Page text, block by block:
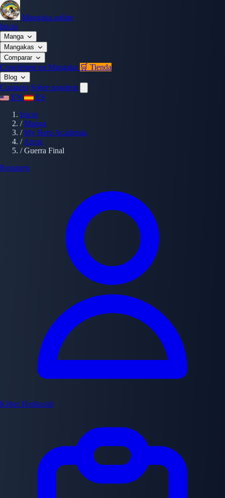
Mangaka.online
Inicio
Manga
Mangakas
Comparar
Conviértete en Mangaka 🛒 Tienda
Blog
Contacto Sobre nosotros
EN
ES
Inicio
/ Manga
/ My Hero Academia
/ Arcos
/ Guerra Final
Resumen
Kōhei Horikoshi